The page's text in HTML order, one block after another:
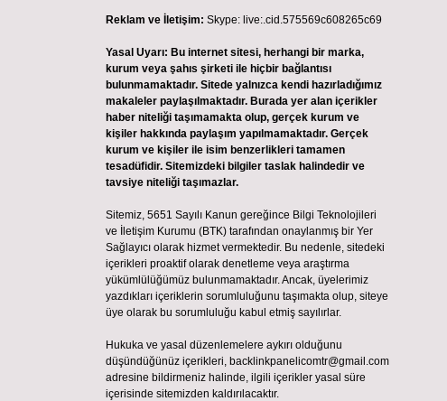
Reklam ve İletişim: Skype: live:.cid.575569c608265c69
Yasal Uyarı: Bu internet sitesi, herhangi bir marka,
kurum veya şahıs şirketi ile hiçbir bağlantısı
bulunmamaktadır. Sitede yalnızca kendi hazırladığımız
makaleler paylaşılmaktadır. Burada yer alan içerikler
haber niteliği taşımamakta olup, gerçek kurum ve
kişiler hakkında paylaşım yapılmamaktadır. Gerçek
kurum ve kişiler ile isim benzerlikleri tamamen
tesadüfidir. Sitemizdeki bilgiler taslak halindedir ve
tavsiye niteliği taşımazlar.
Sitemiz, 5651 Sayılı Kanun gereğince Bilgi Teknolojileri
ve İletişim Kurumu (BTK) tarafından onaylanmış bir Yer
Sağlayıcı olarak hizmet vermektedir. Bu nedenle, sitedeki
içerikleri proaktif olarak denetleme veya araştırma
yükümlülüğümüz bulunmamaktadır. Ancak, üyelerimiz
yazdıkları içeriklerin sorumluluğunu taşımakta olup, siteye
üye olarak bu sorumluluğu kabul etmiş sayılırlar.
Hukuka ve yasal düzenlemelere aykırı olduğunu
düşündüğünüz içerikleri, backlinkpanelicomtr@gmail.com
adresine bildirmeniz halinde, ilgili içerikler yasal süre
içerisinde sitemizden kaldırılacaktır.